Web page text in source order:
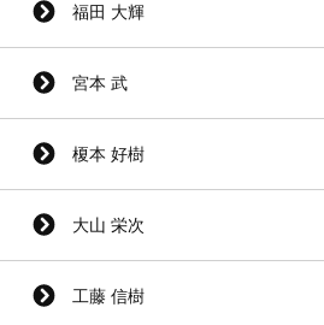
福田 大輝
宮本 武
榎本 好樹
大山 栄次
工藤 信樹